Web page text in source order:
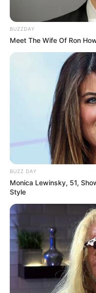
BUZZDAY
Meet The Wife Of Ron
BUZZ DAY
Monica Lewinsky, 51,
Style